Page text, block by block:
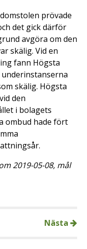
prövade
det gick därför
avgöra om den
skälig. Vid en
fann Högsta
skälig. Högsta
den
i bolagets
ombud hade fört
2019-05-08, mål
Nästa